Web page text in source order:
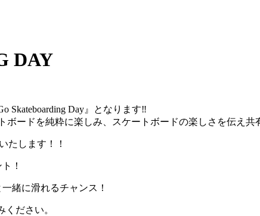
DAY
Skateboarding Day』となります‼︎
ボードを純粋に楽しみ、スケートボードの楽しさを伝え
たします！！
！
緒に滑れるチャンス！
ださい。